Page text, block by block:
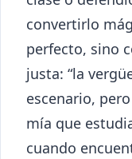
convertirlo
perfecto, sino
justa: “la
escenario,
mía que
cuando